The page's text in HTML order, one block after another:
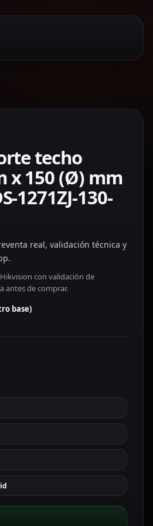
techo
x 150 (Ø) mm
1271ZJ-130-
real, validación técnica y
con validación de
antes de comprar.
base)